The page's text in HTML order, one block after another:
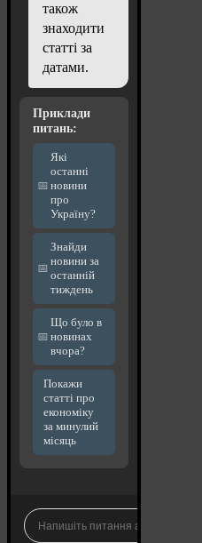
також
знаходити
статті за
датами.
Приклади
питань:
Які
останні
новини
про
Україну?
Знайди
новини за
останній
тиждень
Що було в
новинах
вчора?
Покажи
статті про
економіку
за минулий
місяць